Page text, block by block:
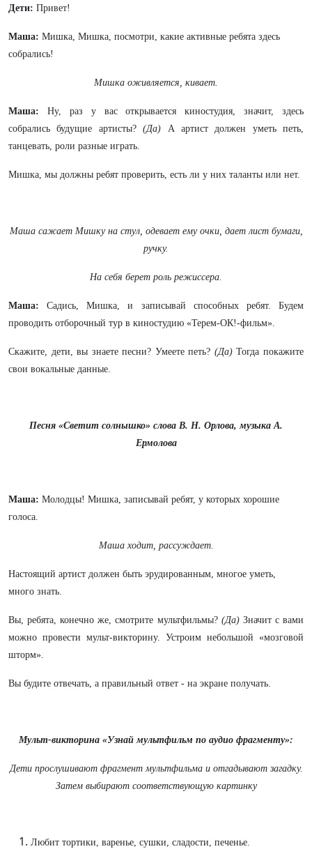
Дети: Привет!
Маша: Мишка, Мишка, посмотри, какие активные ребята здесь
собрались!
Мишка оживляется, кивает.
Маша: Ну, раз у вас открывается
киностудия, значит, здесь
собрались будущие артисты?(Да) А артист должен уметь петь,
танцевать, роли разные играть.
Мишка, мы должны ребят проверить, есть ли у них таланты или нет.
Маша сажает Мишку на стул, одевает ему очки, дает лист бумаги,
ручку.
На себя берет роль режиссера.
Маша:Садись, Мишка, и записывай способных ребят. Будем
проводить отборочный тур в киностудию «Терем-ОК!-фильм».
Скажите, дети, вы знаете песни? Умеете петь? (Да)Тогда покажите
свои вокальные данные.
Песня «Светит солнышко» слова В. Н. Орлова, музыка А.
Ермолова
Маша: Молодцы! Мишка, записывай ребят, у которых хорошие
голоса.
Маша ходит, рассуждает.
Настоящий артист должен быть эрудированным, многое уметь,
много знать.
Вы, ребята, конечно же, смотрите мультфильмы? (Да)Значит с вами
можно провести мульт-викторину. Устроим небольшой «мозговой
шторм».
Вы будите отвечать, а правильный ответ - на экране получать.
Мульт-викторина «Узнай мультфильм по аудио фрагменту»:
Дети прослушивают фрагмент мультфильма и отгадывают загадку.
Затем выбирают соответствующую картинку
Любит тортики, варенье, сушки, сладости, печенье.